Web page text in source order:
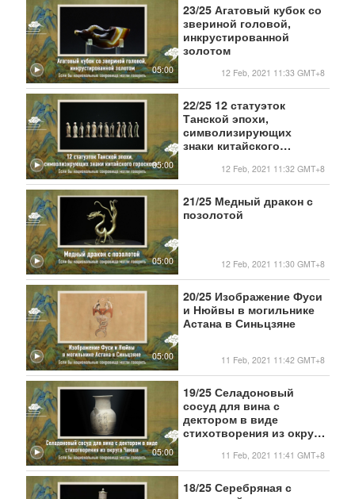
05:00
23/25 Агатовый кубок со
звериной головой,
инкрустированной
золотом
12 Feb, 2021 11:33 GMT+8
05:00
22/25 12 статуэток
Танской эпохи,
символизирующих
знаки китайского
12 Feb, 2021 11:32 GMT+8
05:00
21/25 Медный дракон с
позолотой
12 Feb, 2021 11:30 GMT+8
05:00
20/25 Изображение Фуси
и Нюйвы в могильнике
Астана в Синьцзяне
11 Feb, 2021 11:42 GMT+8
05:00
19/25 Селадоновый
сосуд для вина с
дектором в виде
стихотворения из округа
11 Feb, 2021 11:41 GMT+8
18/25 Серебряная с